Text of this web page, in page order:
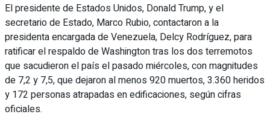
El presidente de Estados Unidos, Donald Trump, y el
secretario de Estado, Marco Rubio, contactaron a la
presidenta encargada de Venezuela, Delcy Rodríguez, para
ratificar el respaldo de Washington tras los dos terremotos
que sacudieron el país el pasado miércoles, con magnitudes
de 7,2 y 7,5, que dejaron al menos 920 muertos, 3.360 heridos
y 172 personas atrapadas en edificaciones, según cifras
oficiales.